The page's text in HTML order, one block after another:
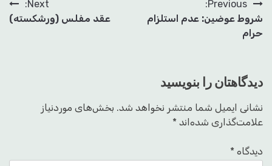
راهبری
نوشته
Previous:
شروط عوضین: عدم استلزام
حرام
Next:
عقد مفلس (ورشکسته)
دیدگاهتان را بنویسید
نشانی ایمیل شما منتشر نخواهد شد. بخش‌های موردنیاز
علامت‌گذاری شده‌اند *
دیدگاه *